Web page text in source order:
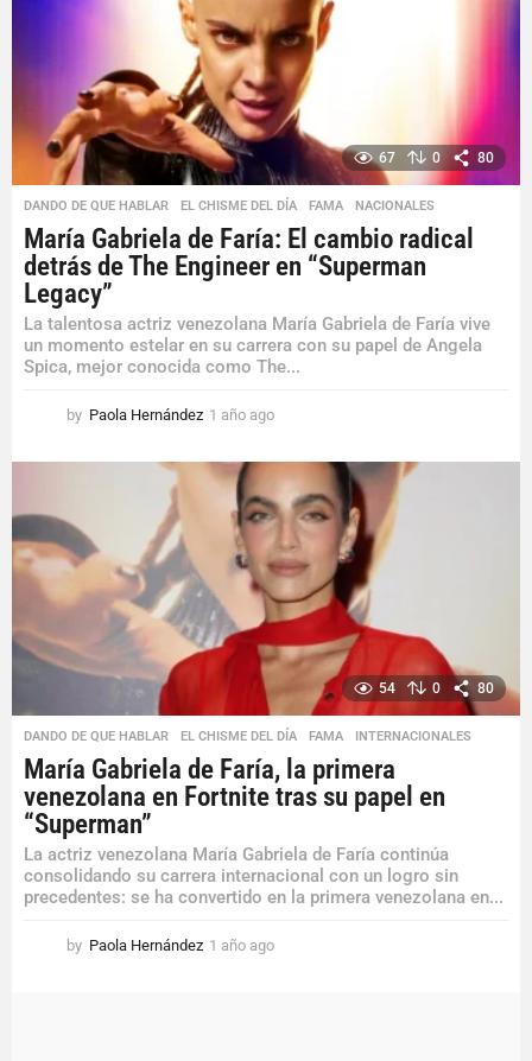
a
s
a
67 0 80
DANDO DE QUE HABLAR ,EL CHISME DEL DÍA ,FAMA ,NACIONALES
María Gabriela de Faría: El cambio radical
detrás de The Engineer en “Superman
Legacy”
La talentosa actriz venezolana María Gabriela de Faría vive
un momento estelar en su carrera con su papel de Angela
Spica, mejor conocida como The...
by Paola Hernández 1 año ago
ñ
o
a
o
54 0 80
DANDO DE QUE HABLAR ,EL CHISME DEL DÍA ,FAMA INTERNACIONALES
María Gabriela de Faría, la primera
venezolana en Fortnite tras su papel en
“Superman”
La actriz venezolana María Gabriela de Faría continúa
consolidando su carrera internacional con un logro sin
precedentes: se ha convertido en la primera venezolana en...
by Paola Hernández 1 año ago